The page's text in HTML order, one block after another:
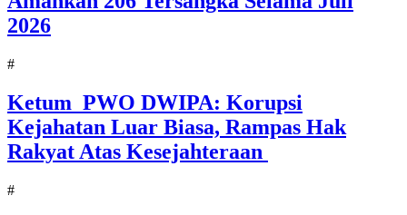
2026
#
Ketum PWO DWIPA: Korupsi
Kejahatan Luar Biasa, Rampas Hak
Rakyat Atas Kesejahteraan
#